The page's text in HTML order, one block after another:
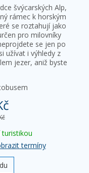
švýcarských Alp,
rámec k horským
se roztahují jako
pro milovníky
se jen po
užívat i výhledy z
jezer, aniž byste
turistikou
termíny